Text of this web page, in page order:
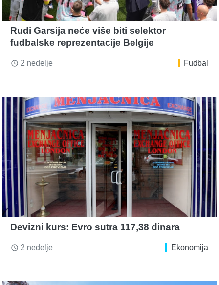
Rudi Garsija neće više biti selektor
fudbalske reprezentacije Belgije
access_time 2 nedelje Fudbal
Devizni kurs: Evro sutra 117,38 dinara
access_time 2 nedelje Ekonomija